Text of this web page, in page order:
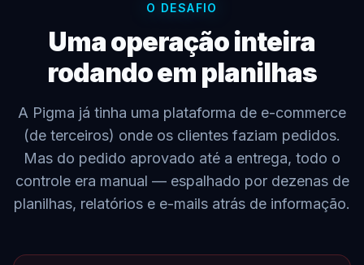
O DESAFIO
Uma operação inteira
rodando em planilhas
A Pigma já tinha uma plataforma de e-commerce
(de terceiros) onde os clientes faziam pedidos.
Mas do pedido aprovado até a entrega, todo o
controle era manual — espalhado por dezenas de
planilhas, relatórios e e-mails atrás de informação.